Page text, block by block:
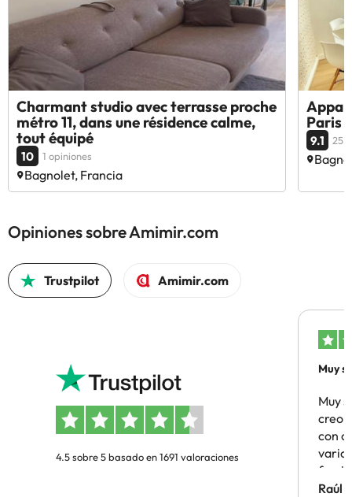
Charmant studio avec terrasse proche
métro 11, dans une résidence calme,
tout équipé
10 1 opiniones
Bagnolet, Francia
Paris
9.1 25
Opiniones sobre Amimir.com
Trustpilot Amimir.com
4.5 sobre 5 basado en 1691 valoraciones
Muy
Muy
creo
con
Hotel
Raúl